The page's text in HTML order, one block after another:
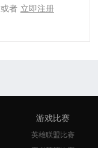
或者 立即注册
游戏比赛
英雄联盟比赛